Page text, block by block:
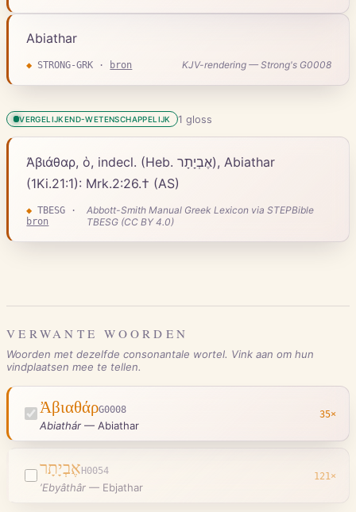
Abiathar
◆ STRONG-GRK · bron KJV-rendering — Strong's G0008
VERGELIJKEND-WETENSCHAPPELIJK 1 gloss
Ἀβιάθαρ, ὁ, indecl. (Heb. אֶבְיָתָר), Abiathar
(1Ki.21:1): Mrk.2:26.† (AS)
◆ TBESG ·
bron
Abbott-Smith Manual Greek Lexicon via STEPBible
TBESG (CC BY 4.0)
VERWANTE WOORDEN
Woorden met dezelfde consonantale wortel. Vink aan om hun
vindplaatsen mee te tellen.
ἈβιαθάρG0008
Abiathár — Abiathar
35×
אֶבְיָתָר H0054
ʼEbyâthâr — Ebjathar
121 ×